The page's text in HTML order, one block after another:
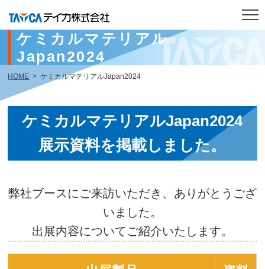
トップページ
製品紹介
研究開発
会社案内
採用情報
ケミカルマテリアル
Japan2024
HOME ケミカルマテリアルJapan2024
ケミカルマテリアルJapan2024
展示資料を掲載しました。
弊社ブースにご来訪いただき、ありがとうござ
いました。
出展内容についてご紹介いたします。